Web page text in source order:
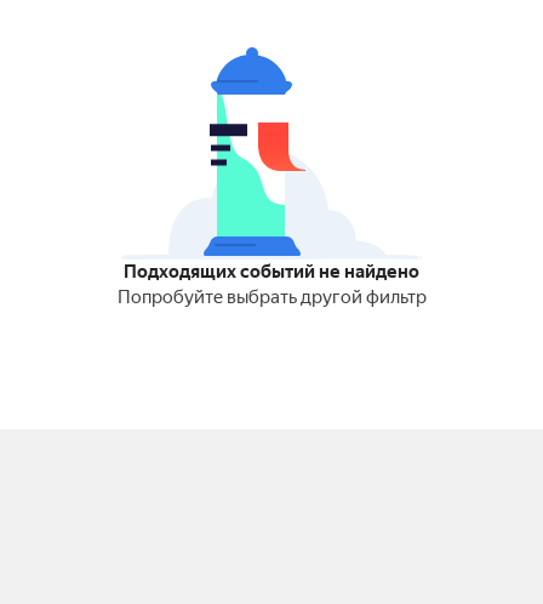
Подходящих событий не найдено
Попробуйте выбрать другой фильтр